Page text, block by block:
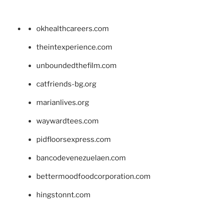
okhealthcareers.com
theintexperience.com
unboundedthefilm.com
catfriends-bg.org
marianlives.org
waywardtees.com
pidfloorsexpress.com
bancodevenezuelaen.com
bettermoodfoodcorporation.com
hingstonnt.com